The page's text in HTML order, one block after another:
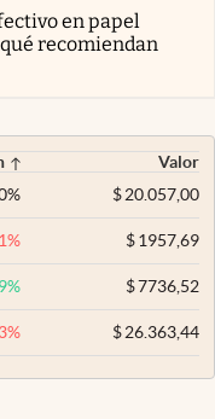
en papel
recomiendan
Valor
% $20.057,00
% $1957,69
% $7736,52
% $26.363,44